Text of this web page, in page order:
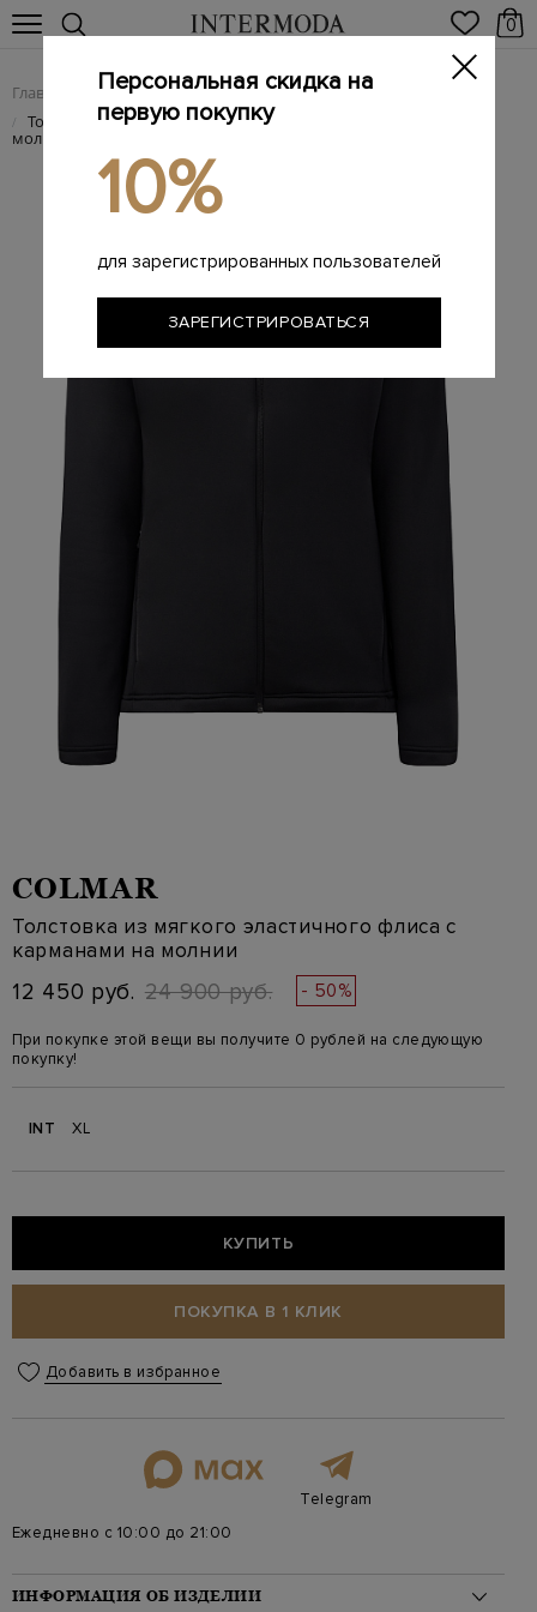
0
Главная Мужчинам / Одежда / Трикотаж
/ Толстовка из мягкого эластичного флиса с карманами на
молнии
COLMAR
Толстовка из мягкого эластичного флиса с
карманами на молнии
12 450 руб. 24 900 руб. - 50%
При покупке этой вещи вы получите 0 рублей на следующую
покупку!
INT XL
КУПИТЬ
ПОКУПКА В 1 КЛИК
Добавить в избранное
Telegram
Ежедневно с 10:00 до 21:00
ИНФОРМАЦИЯ ОБ ИЗДЕЛИИ
Персональная скидка на
первую покупку
10%
для зарегистрированных пользователей
ЗАРЕГИСТРИРОВАТЬСЯ